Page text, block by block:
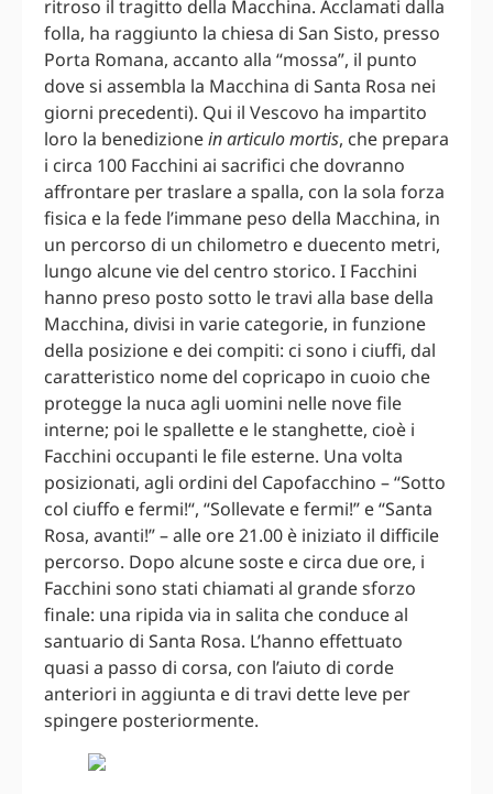
ritroso il tragitto della Macchina. Acclamati dalla
folla, ha raggiunto la chiesa di San Sisto, presso
Porta Romana, accanto alla “mossa”, il punto
dove si assembla la Macchina di Santa Rosa nei
giorni precedenti). Qui il Vescovo ha impartito
loro la benedizionein articulo mortis, che prepara
i circa 100 Facchini ai sacrifici che dovranno
affrontare per traslare a spalla, con la sola forza
fisica e la fede l’immane peso della Macchina, in
un percorso di un chilometro e duecento metri,
lungo alcune vie del centro storico. I Facchini
hanno preso posto sotto le travi alla base della
Macchina, divisi in varie categorie, in funzione
della posizione e dei compiti: ci sono i ciuffi, dal
caratteristico nome del copricapo in cuoio che
protegge la nuca agli uomini nelle nove file
interne; poi le spallette e le stanghette, cioè i
Facchini occupanti le file esterne. Una volta
posizionati, agli ordini del Capofacchino – “Sotto
col ciuffo e fermi!“, “Sollevate e fermi!” e “Santa
Rosa, avanti!” – alle ore 21.00 è iniziato il difficile
percorso. Dopo alcune soste e circa due ore, i
Facchini sono stati chiamati al grande sforzo
finale: una ripida via in salita che conduce al
santuario di Santa Rosa. L’hanno effettuato
quasi a passo di corsa, con l’aiuto di corde
anteriori in aggiunta e di travi dette leve per
spingere posteriormente.